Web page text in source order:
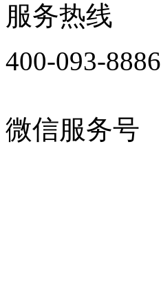
服务热线
400-093-8886
微信服务号